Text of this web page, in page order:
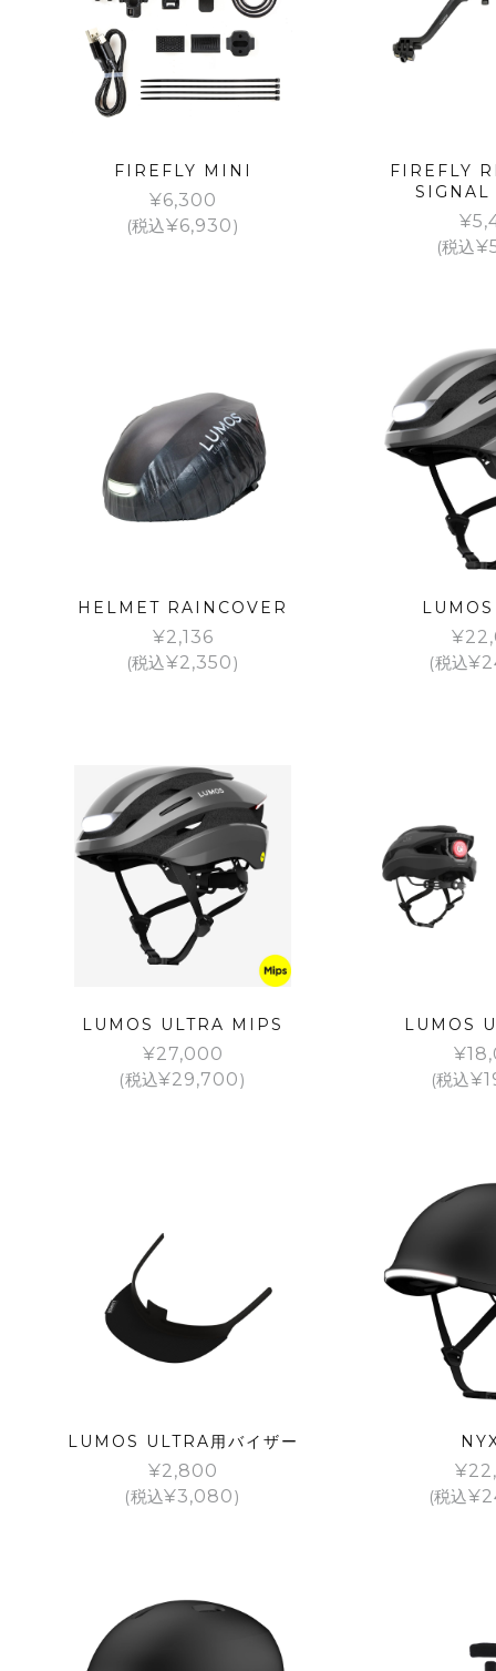
FIREFLY MINI
¥6,300
(税込¥6,930)
FIREFLY
SIGNAL
¥
(税込¥
HELMET RAINCOVER
¥2,136
(税込¥2,350)
¥
(税込¥
LUMOS ULTRA MIPS
¥27,000
(税込¥29,700)
LUMOS
¥
(税込¥
LUMOS ULTRA用バイザー
¥2,800
(税込¥3,080)
¥
(税込¥